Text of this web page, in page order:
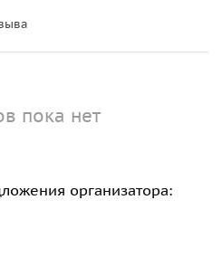
пока нет
организатора: